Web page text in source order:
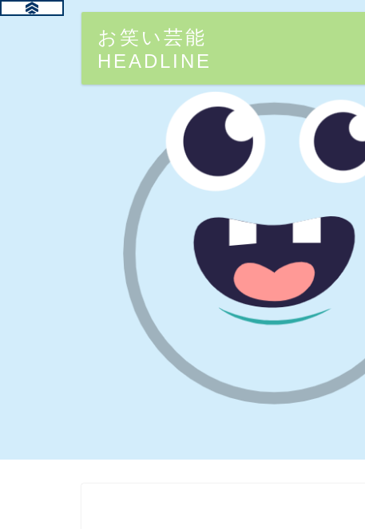
お笑い芸能
HEADLINE